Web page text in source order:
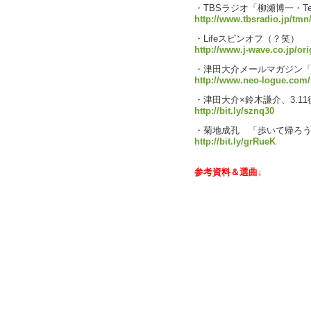
・TBSラジオ「柳瀬博一・
http://www.tbsradio.jp/tmn/
・Lifeスピンオフ（？笑）
http://www.j-wave.co.jp/
・津田大介メールマガジン
http://www.neo-
・津田大介×鈴木謙介、
http://bit.ly/sznq30
・菊地成孔 「歩いて帰ろ
http://bit.ly/grRueK
参考資料＆選曲↓